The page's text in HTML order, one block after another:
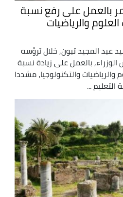
بالعمل على رفع نسبة
والرياضيات
عبد المجيد تبون, خلال ترؤسه
بالعمل على زيادة نسبة
والتكنولوجيا، مشددا
...